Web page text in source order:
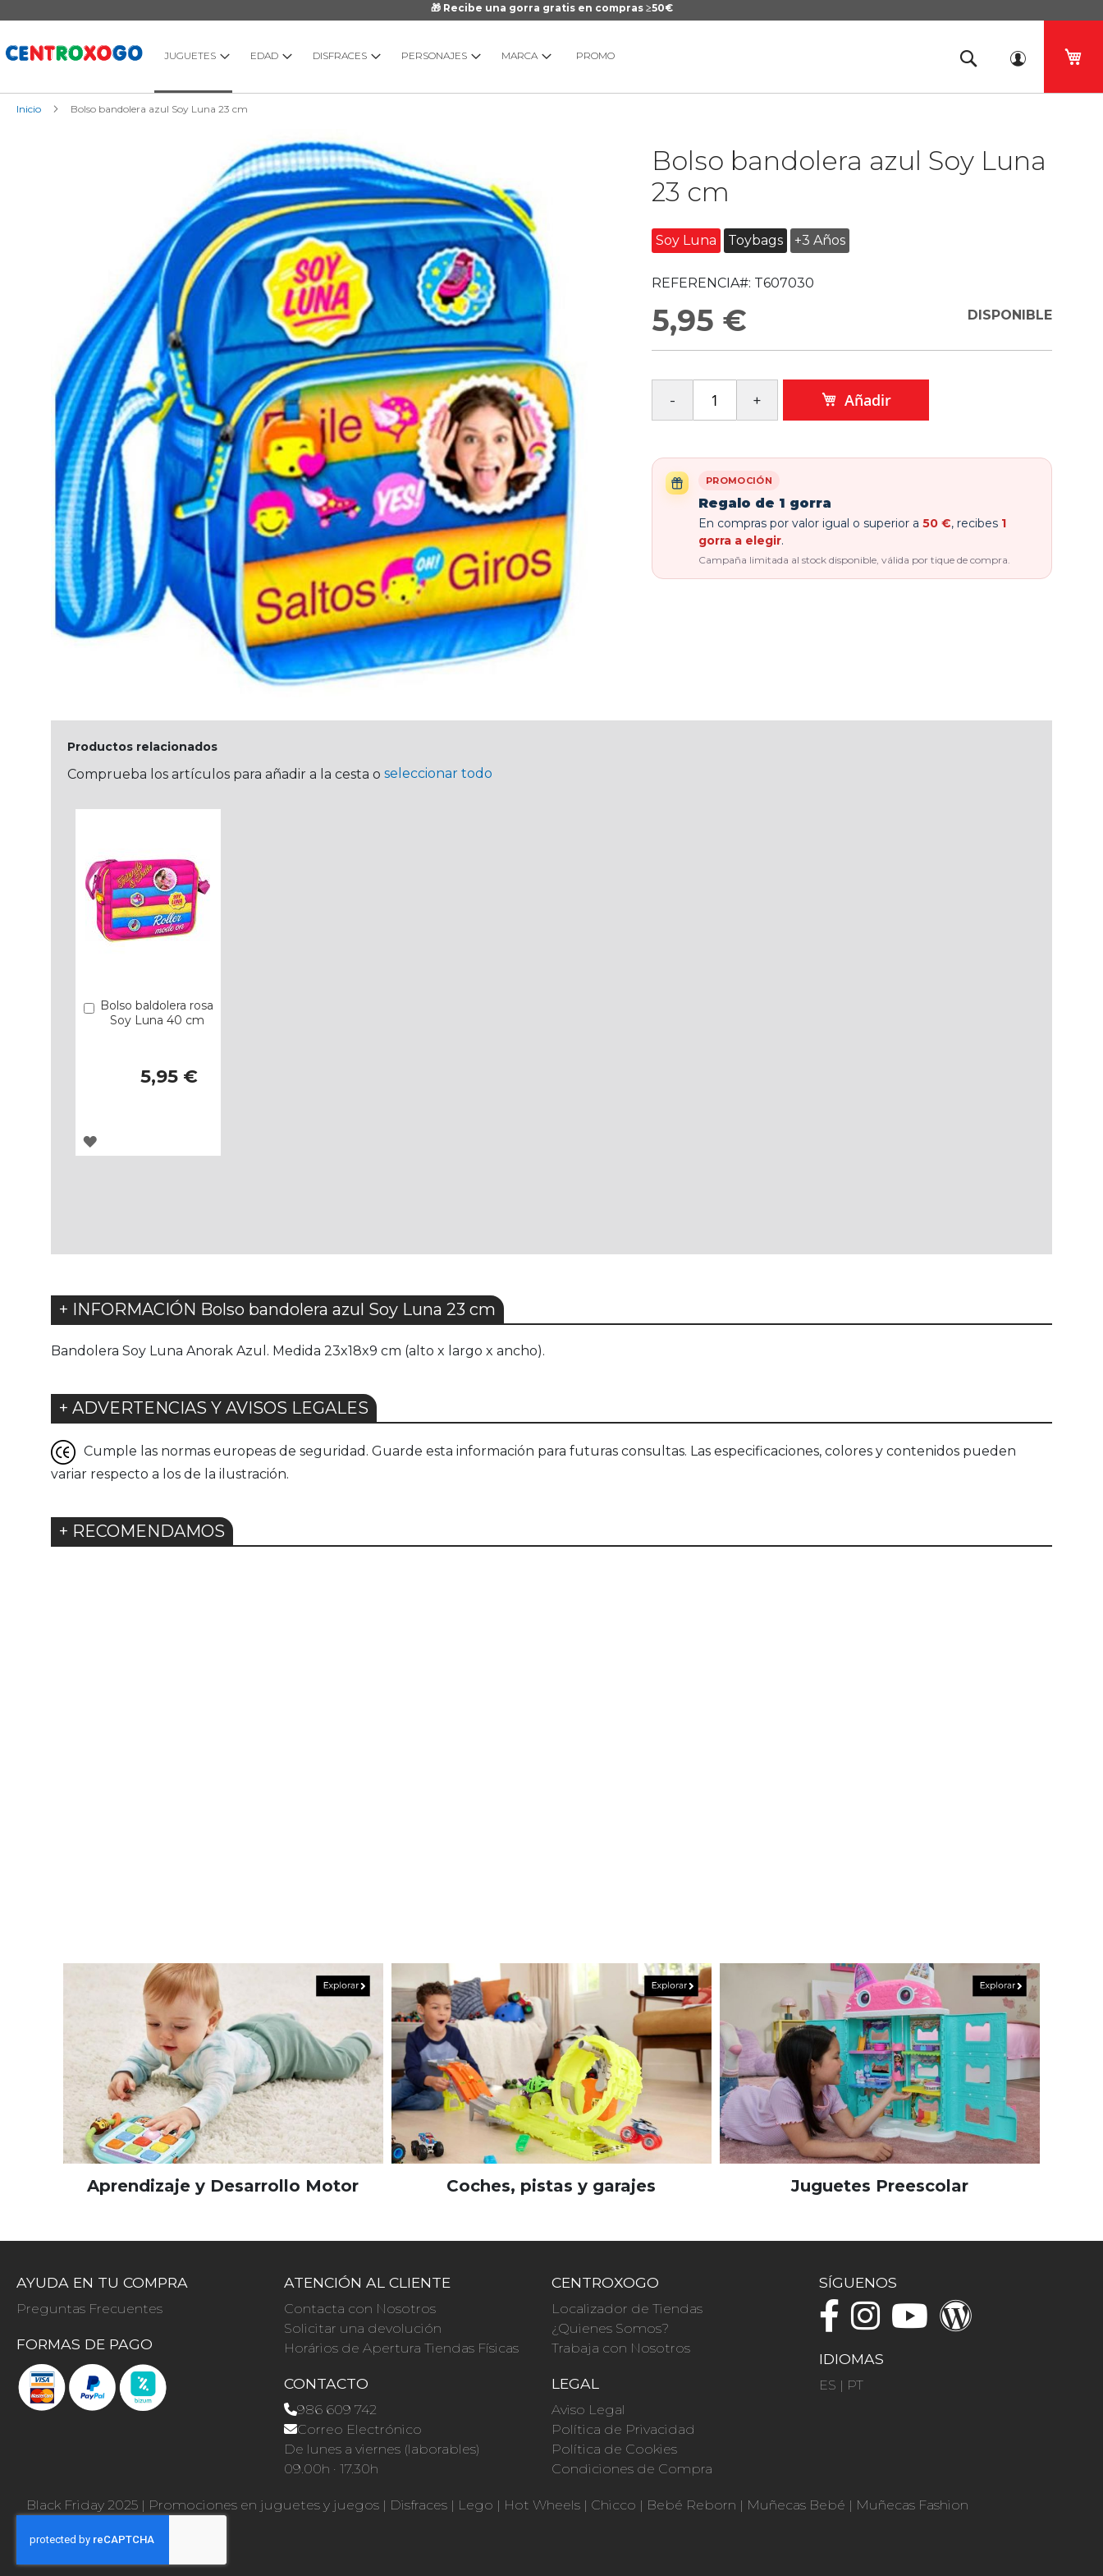
🎁 Recibe una gorra gratis en compras ≥50€
al
JUGUETES EDAD DISFRACES PERSONAJES MARCA PROMO
Inicio Bolso bandolera azul Soy Luna 23 cm
Bolso bandolera azul Soy Luna
23 cm
Soy Luna Toybags +3 Años
REFERENCIA#: T607030
5,95 € DISPONIBLE
Añadir
PROMOCIÓN
Regalo de 1 gorra
En compras por valor igual o superior a 50 €, recibes 1
gorra a elegir.
Campaña limitada al stock disponible, válida por tique de compra.
galería
imágenes
Productos relacionados
Comprueba los artículos para añadir a la cesta o seleccionar todo
Bolso baldolera rosa
Soy Luna 40 cm
5,95 €
Añadir
AGREGAR
+ INFORMACIÓN Bolso bandolera azul Soy Luna 23 cm
Bandolera Soy Luna Anorak Azul. Medida 23x18x9 cm (alto x largo x ancho).
+ ADVERTENCIAS Y AVISOS LEGALES
Cumple las normas europeas de seguridad. Guarde esta información para futuras consultas. Las especificaciones, colores y contenidos pueden
variar respecto a los de la ilustración.
+ RECOMENDAMOS
Aprendizaje y Desarrollo Motor Coches, pistas y garajes Juguetes Preescolar
AYUDA EN TU COMPRA
Preguntas Frecuentes
FORMAS DE PAGO
ATENCIÓN AL CLIENTE
Contacta con Nosotros
Solicitar una devolución
Horários de Apertura Tiendas Físicas
CONTACTO
986 609 742
Correo Electrónico
De lunes a viernes (laborables)
09.00h · 17.30h
CENTROXOGO
Localizador de Tiendas
¿Quienes Somos?
Trabaja con Nosotros
LEGAL
Aviso Legal
Política de Privacidad
Política de Cookies
Condiciones de Compra
SÍGUENOS
IDIOMAS
ES | PT
Black Friday 2025 | Promociones en juguetes y juegos | Disfraces | Lego | Hot Wheels | Chicco | Bebé Reborn | Muñecas Bebé | Muñecas Fashion